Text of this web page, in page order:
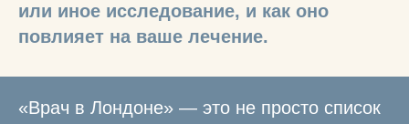
или иное исследование, и как оно
повлияет на ваше лечение.
«Врач в Лондоне» — это не просто список